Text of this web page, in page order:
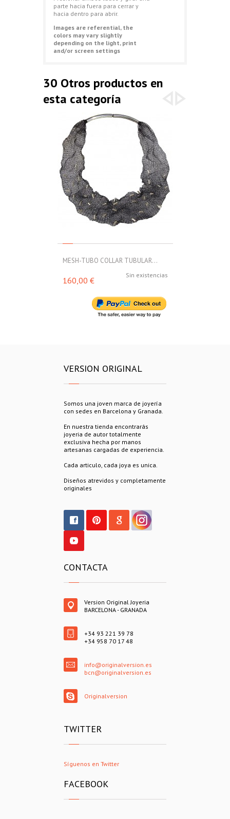
parte hacia fuera para cerrar y
hacia dentro para abrir.
Images are referential, the
colors may vary slightly
depending on the light, print
and/or screen settings
30 Otros productos en
esta categoría
MESH-TUBO COLLAR TUBULAR...
Sin existencias
160,00 €
VERSION ORIGINAL
Somos una joven marca de joyería
con sedes en Barcelona y Granada.
En nuestra tienda encontrarás
joyeria de autor totalmente
exclusiva hecha por manos
artesanas cargadas de experiencia.
Cada articulo, cada joya es unica.
Diseños atrevidos y completamente
originales
CONTACTA
Version Original Joyeria
BARCELONA - GRANADA
+34 93 221 39 78
+34 958 70 17 48
info@originalversion.es
bcn@originalversion.es
Originalversion
TWITTER
Síguenos en Twitter
FACEBOOK